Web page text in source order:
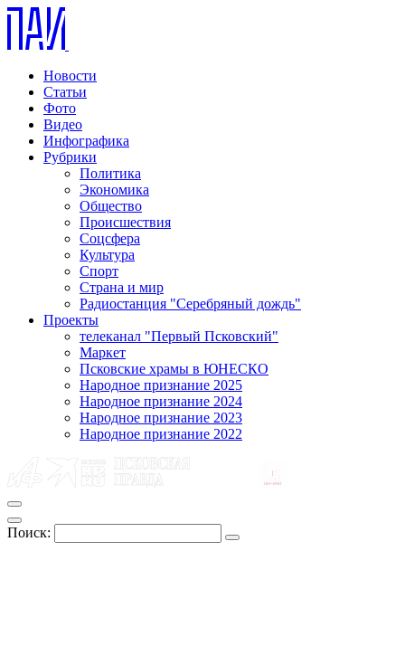
Новости
Статьи
Фото
Видео
Инфографика
Рубрики
Политика
Экономика
Общество
Происшествия
Соцсфера
Культура
Спорт
Страна и мир
Радиостанция "Серебряный дождь"
Проекты
телеканал "Первый Псковский"
Маркет
Псковские храмы в ЮНЕСКО
Народное признание 2025
Народное признание 2024
Народное признание 2023
Народное признание 2022
Поиск: